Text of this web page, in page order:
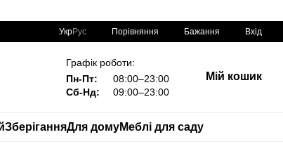
УкрРус Порівняння Бажання Вхід
Графік роботи:
Пн-Пт:
08:00–23:00
Сб-Нд:
09:00–23:00
Мій кошик
ЗберіганняДля домуМеблі для саду